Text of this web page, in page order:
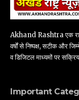
Akhand Rashtra एक
वर्षों से निष्पक्ष, सटीक और
व डिजिटल माध्यमों पर
Important